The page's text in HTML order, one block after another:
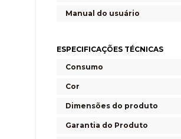
Manual do usuário
ESPECIFICAÇÕES TÉCNICAS
Consumo
Cor
Dimensões do produto
Garantia do Produto